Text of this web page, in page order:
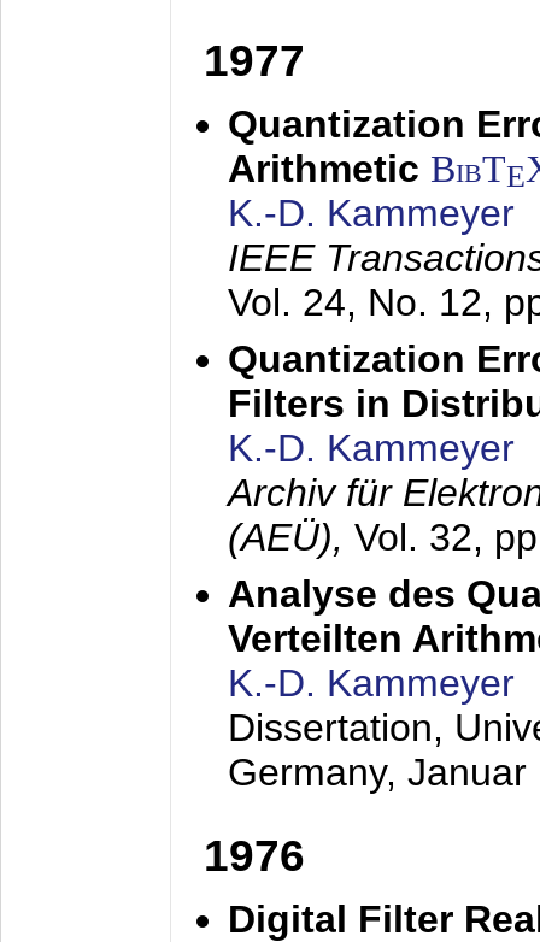
1977
Quantization
Arithmetic BibTE
K.-D. Kammeyer
IEEE
Vol. 24, No. 12,
Quantization
Filters in
K.-D. Kammeyer
Archiv für
(AEÜ), Vol. 32,
Analyse des
Verteilten
K.-D. Kammeyer
Dissertation,
Germany, Januar
1976
Digital Filter